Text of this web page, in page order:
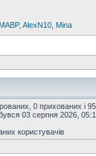
MABP, AlexN10 Mina
0 прихованих і
03 серпня 2026,
користувачів